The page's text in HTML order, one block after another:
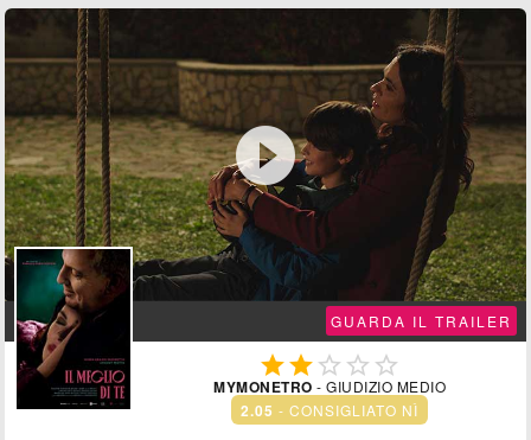

GUARDA IL TRAILER
   
MYMONETRO - GIUDIZIO MEDIO
2.05 - CONSIGLIATO NÌ